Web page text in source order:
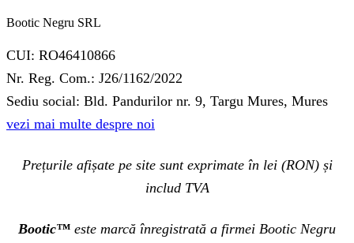
Bootic Negru SRL
CUI: RO46410866
Nr. Reg. Com.: J26/1162/2022
Sediu social: Bld. Pandurilor nr. 9, Targu Mures, Mures
vezi mai multe despre noi
Prețurile afișate pe site sunt exprimate în lei (RON) și
includ TVA
Bootic™ este marcă înregistrată a firmei Bootic Negru